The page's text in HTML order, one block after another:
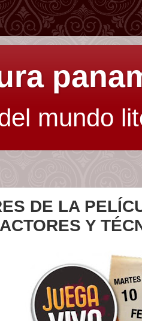
mundo
DE LA
Y